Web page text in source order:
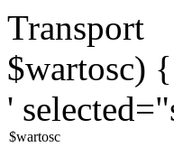
Transport
$wartosc)
'